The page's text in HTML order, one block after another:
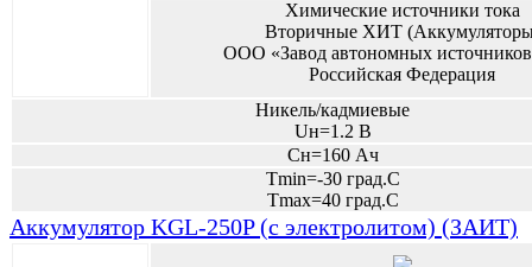
Химические источники тока
Вторичные ХИТ
ООО «Завод автономных источников
Российская Федерация
Никель/кадмиевые
Uн=1.2 В
Сн=160 Ач
Tmin=-30 град.С
Tmax=40 град.С
Аккумулятор KGL-250P (с электролитом) (ЗАИТ)